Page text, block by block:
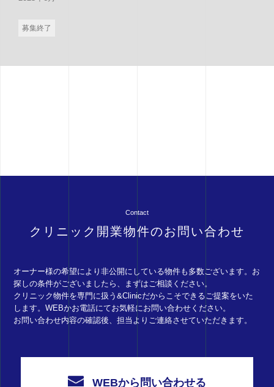
募集終了
Contact
クリニック開業物件のお問い合わせ
オーナー様の希望により非公開にしている物件も多数ございます。お
探しの条件がございましたら、まずはご相談ください。
クリニック物件を専門に扱う&Clinicだからこそできるご提案をいた
します。WEBかお電話にてお気軽にお問い合わせください。
お問い合わせ内容の確認後、担当よりご連絡させていただきます。
WEBから問い合わせる